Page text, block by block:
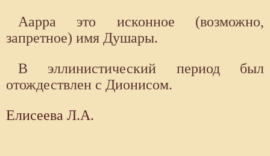
Аарра это исконное (возможно,
запретное) имя Душары.
В эллинистический период был
отождествлен с Дионисом.
Елисеева Л.А.